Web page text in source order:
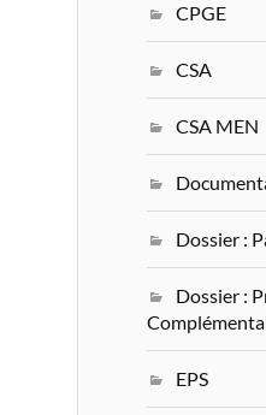
CPGE
CSA
CSA MEN
Dossier :
Dossier :
EPS